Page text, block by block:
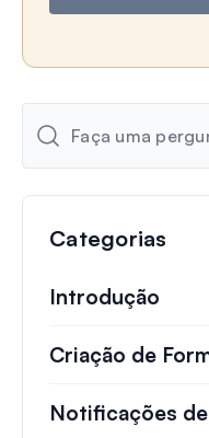
Categorias
Introdução
Criação de
Notificações